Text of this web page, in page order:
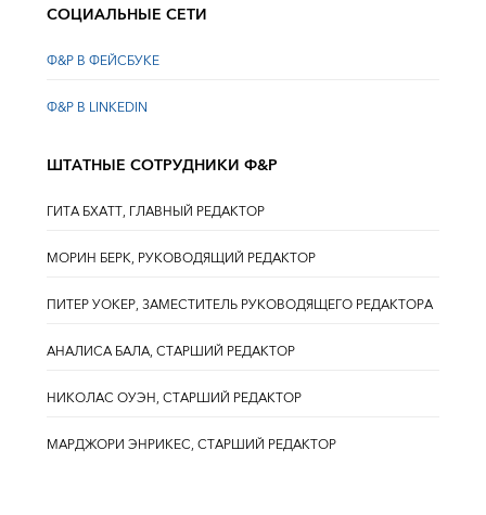
СОЦИАЛЬНЫЕ СЕТИ
Ф&Р В ФЕЙСБУКЕ
Ф&Р В LINKEDIN
ШТАТНЫЕ СОТРУДНИКИ Ф&Р
ГИТА БХАТТ, ГЛАВНЫЙ РЕДАКТОР
МОРИН БЕРК, РУКОВОДЯЩИЙ РЕДАКТОР
ПИТЕР УОКЕР, ЗАМЕСТИТЕЛЬ РУКОВОДЯЩЕГО РЕДАКТОРА
АНАЛИСА БАЛА, СТАРШИЙ РЕДАКТОР
НИКОЛАС ОУЭН, СТАРШИЙ РЕДАКТОР
МАРДЖОРИ ЭНРИКЕС, СТАРШИЙ РЕДАКТОР